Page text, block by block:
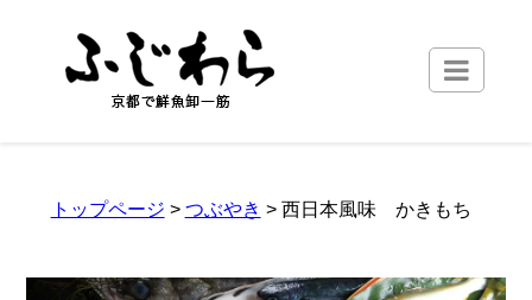
トップページ > つぶやき > 西日本風味 かきもち